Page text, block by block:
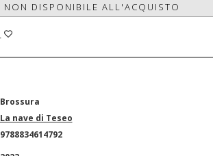
NON DISPONIBILE ALL'ACQUISTO
Brossura
La nave di Teseo
9788834614792